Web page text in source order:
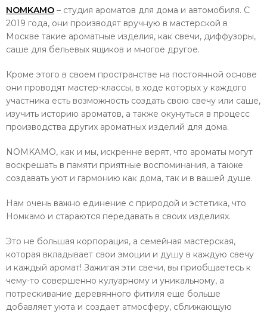
NOMKAMO – студия ароматов для дома и автомобиля. С
2019 года, они производят вручную в мастерской в
Москве такие ароматные изделия, как свечи, диффузоры,
саше для бельевых ящиков и многое другое.
Кроме этого в своем пространстве на постоянной основе
они проводят мастер-классы, в ходе которых у каждого
участника есть возможность создать свою свечу или саше,
изучить историю ароматов, а также окунуться в процесс
производства других ароматных изделий для дома.
NOMKAMO, как и мы, искренне верят, что ароматы могут
воскрешать в памяти приятные воспоминания, а также
создавать уют и гармонию как дома, так и в вашей душе.
Нам очень важно единение с природой и эстетика, что
Номкамо и стараются передавать в своих изделиях.
Это не большая корпорация, а семейная мастерская,
которая вкладывает свои эмоции и душу в каждую свечу
и каждый аромат! Зажигая эти свечи, вы приобщаетесь к
чему-то совершенно кулуарному и уникальному, а
потрескивание деревянного фитиля еще больше
добавляет уюта и создает атмосферу, сближающую